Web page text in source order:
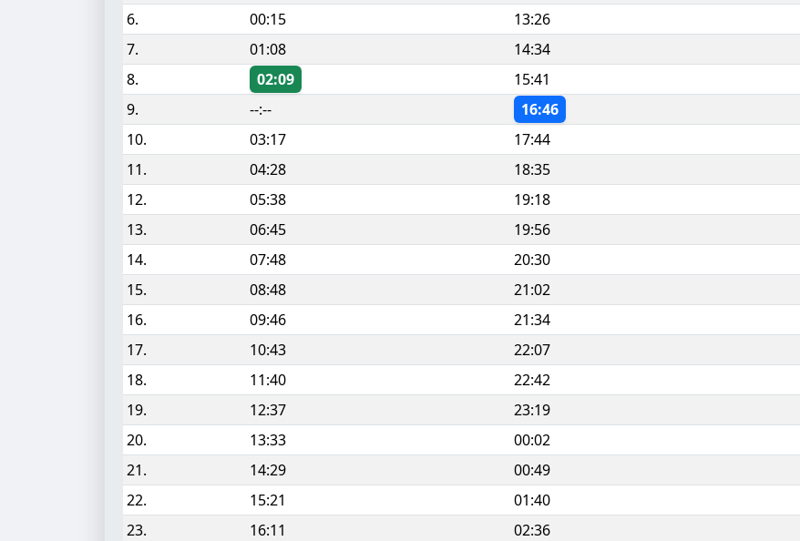
6.
00:15 13:26
7.
01:08 14:34
8.
02:09 15:41
9.
--:-- 16:46
10.
03:17 17:44
11.
04:28 18:35
12.
05:38 19:18
13.
06:45 19:56
14.
07:48 20:30
15.
08:48 21:02
16.
09:46 21:34
17.
10:43 22:07
18.
11:40 22:42
19.
12:37 23:19
20.
13:33 00:02
21.
14:29 00:49
22.
15:21 01:40
23.
16:11 02:36